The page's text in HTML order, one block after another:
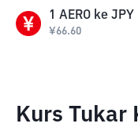
1 AERO ke JPY
¥66.60
Kurs Tukar